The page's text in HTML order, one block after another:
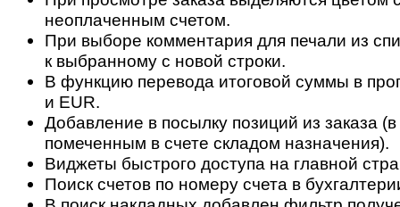
неоплаченным счетом.
При выборе комментария для печали из
к выбранному с новой строки.
В функцию перевода итоговой суммы в
и EUR.
Добавление в посылку позиций из заказа (в
помеченным в счете складом назначения).
Виджеты быстрого доступа на главной
Поиск счетов по номеру счета в